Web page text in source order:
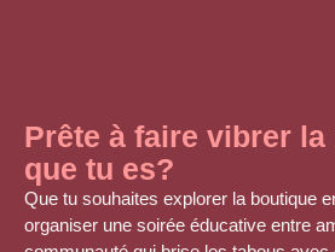
Prête à faire vibrer la
que tu es?
Que tu souhaites explorer la boutique
organiser une soirée éducative entre